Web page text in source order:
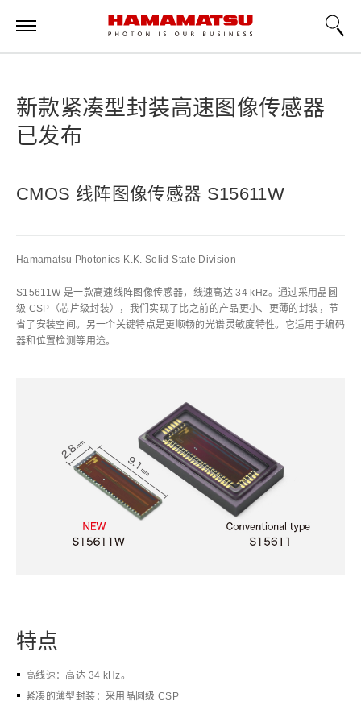
新款紧凑型封装高速图像传感器
已发布
CMOS 线阵图像传感器 S15611W
Hamamatsu Photonics K.K. Solid State Division
S15611W 是一款高速线阵图像传感器，线速高达 34 kHz。通过采用晶圆
级 CSP（芯片级封装），我们实现了比之前的产品更小、更薄的封装，节
省了安装空间。另一个关键特点是更顺畅的光谱灵敏度特性。它适用于编码
器和位置检测等用途。
特点
高线速：高达 34 kHz。
紧凑的薄型封装：采用晶圆级 CSP